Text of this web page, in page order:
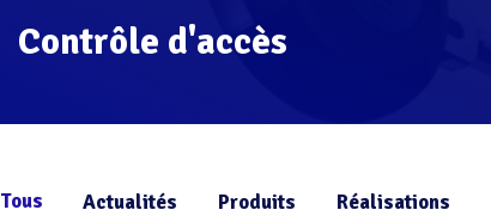
Contrôle d'accès
Tous Actualités Produits Réalisations